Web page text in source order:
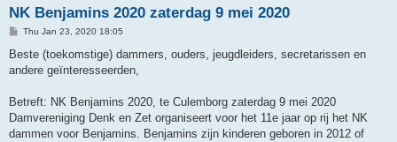
NK Benjamins 2020 zaterdag 9 mei 2020
P
s
Thu Jan 23, 2020 18:05
Beste (toekomstige) dammers, ouders, jeugdleiders, secretarissen en
andere geïnteresseerden,
Betreft: NK Benjamins 2020, te Culemborg zaterdag 9 mei 2020
Damvereniging Denk en Zet organiseert voor het 11e jaar op rij het NK
dammen voor Benjamins. Benjamins zijn kinderen geboren in 2012 of